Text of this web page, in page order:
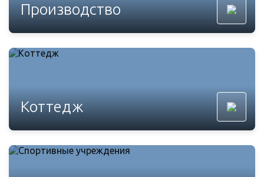
Производство
Коттедж